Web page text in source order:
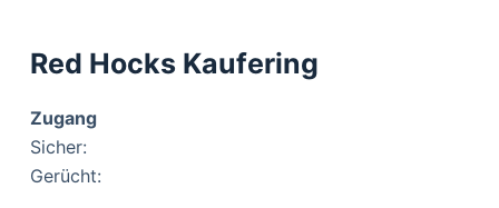
Red Hocks Kaufering
Zugang
Sicher:
Gerücht: